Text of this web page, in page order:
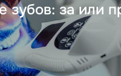
зубов: за или